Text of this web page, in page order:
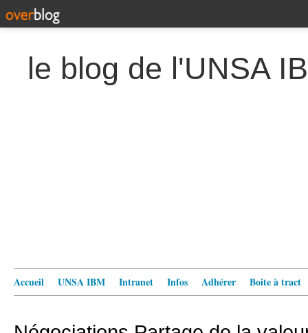
le blog de l'UNSA
Accueil UNSA IBM Intranet Infos Adhérer Boite à tract